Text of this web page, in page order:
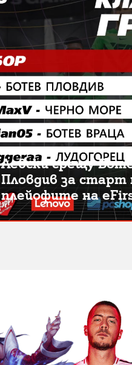
Левски срещу
Пловдив за старт
плейофите на